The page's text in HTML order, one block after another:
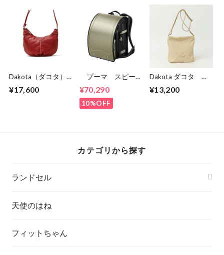
Dakota（ダコタ）
ィースミニショルダ
¥17,600
プーマ スピード
の子 セイバンのラ
ンドセル ６年間保
証 送料無料 無料
¥70,290
10%OFF
Dakota ダコタ ボ
ーバッグ 1034911
¥13,200
カテゴリから探す
ランドセル
天使のはね
フィットちゃん